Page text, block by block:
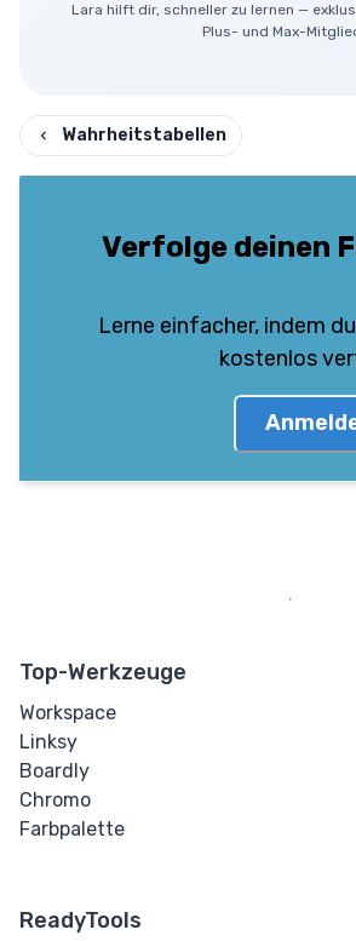
Lara hilft dir, schneller zu lernen —
Plus- und Max-
Wahrheitstabellen
Verfolge deinen
Lerne einfacher, indem
kostenlos
Top-Werkzeuge
Workspace
Linksy
Boardly
Chromo
Farbpalette
ReadyTools